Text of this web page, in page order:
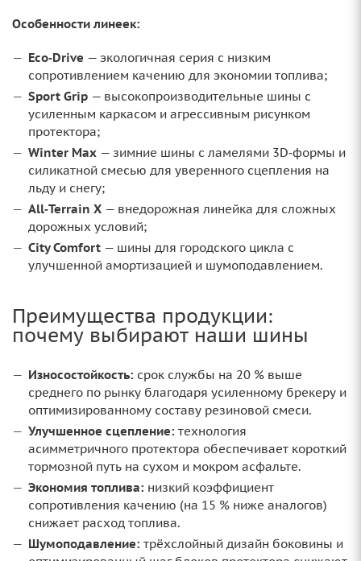
Особенности линеек:
Eco‑Drive — экологичная серия с низким
сопротивлением качению для экономии топлива;
Sport Grip — высокопроизводительные шины с
усиленным каркасом и агрессивным рисунком
протектора;
Winter Max — зимние шины с ламелями 3D‑формы и
силикатной смесью для уверенного сцепления на
льду и снегу;
All‑Terrain X — внедорожная линейка для сложных
дорожных условий;
City Comfort — шины для городского цикла с
улучшенной амортизацией и шумоподавлением.
Преимущества продукции:
почему выбирают наши шины
Износостойкость: срок службы на 20 % выше
среднего по рынку благодаря усиленному брекеру и
оптимизированному составу резиновой смеси.
Улучшенное сцепление: технология
асимметричного протектора обеспечивает короткий
тормозной путь на сухом и мокром асфальте.
Экономия топлива: низкий коэффициент
сопротивления качению (на 15 % ниже аналогов)
снижает расход топлива.
Шумоподавление: трёхслойный дизайн боковины и